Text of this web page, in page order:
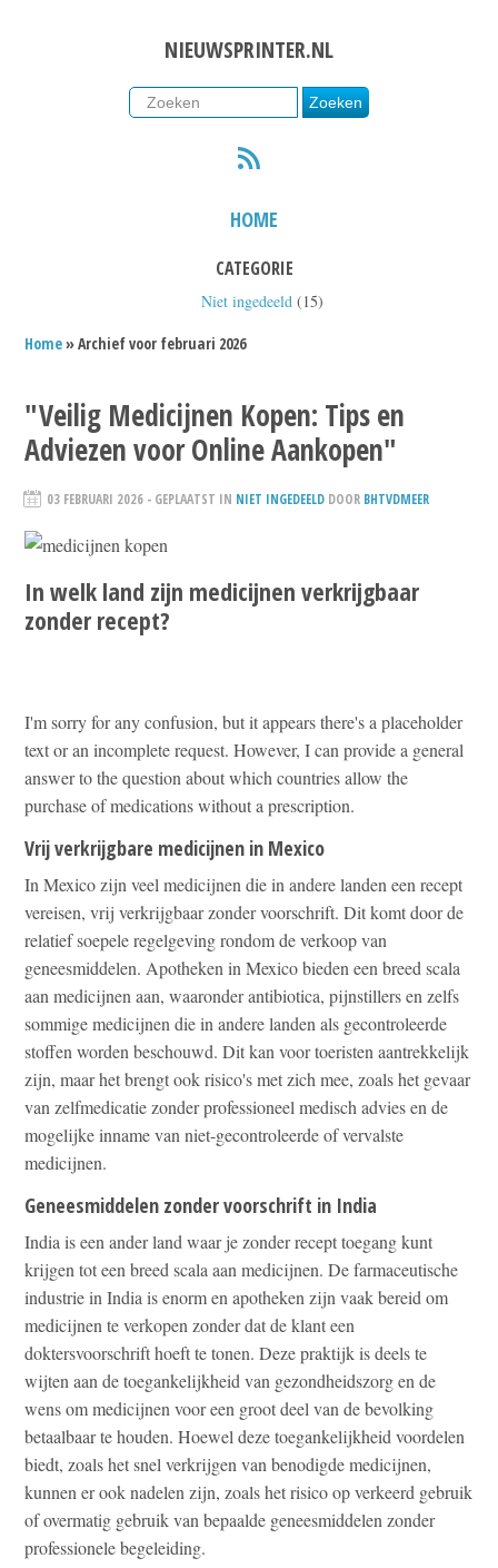
NIEUWSPRINTER.NL
HOME
CATEGORIE
Niet ingedeeld (15)
Home» Archief voor februari 2026
"Veilig Medicijnen Kopen: Tips en
Adviezen voor Online Aankopen"
03 FEBRUARI 2026 - GEPLAATST IN NIET INGEDEELD DOOR BHTVDMEER
In welk land zijn medicijnen verkrijgbaar
zonder recept?
I'm sorry for any confusion, but it appears there's a placeholder
text or an incomplete request. However, I can provide a general
answer to the question about which countries allow the
purchase of medications without a prescription.
Vrij verkrijgbare medicijnen in Mexico
In Mexico zijn veel medicijnen die in andere landen een recept
vereisen, vrij verkrijgbaar zonder voorschrift. Dit komt door de
relatief soepele regelgeving rondom de verkoop van
geneesmiddelen. Apotheken in Mexico bieden een breed scala
aan medicijnen aan, waaronder antibiotica, pijnstillers en zelfs
sommige medicijnen die in andere landen als gecontroleerde
stoffen worden beschouwd. Dit kan voor toeristen aantrekkelijk
zijn, maar het brengt ook risico's met zich mee, zoals het gevaar
van zelfmedicatie zonder professioneel medisch advies en de
mogelijke inname van niet-gecontroleerde of vervalste
medicijnen.
Geneesmiddelen zonder voorschrift in India
India is een ander land waar je zonder recept toegang kunt
krijgen tot een breed scala aan medicijnen. De farmaceutische
industrie in India is enorm en apotheken zijn vaak bereid om
medicijnen te verkopen zonder dat de klant een
doktersvoorschrift hoeft te tonen. Deze praktijk is deels te
wijten aan de toegankelijkheid van gezondheidszorg en de
wens om medicijnen voor een groot deel van de bevolking
betaalbaar te houden. Hoewel deze toegankelijkheid voordelen
biedt, zoals het snel verkrijgen van benodigde medicijnen,
kunnen er ook nadelen zijn, zoals het risico op verkeerd gebruik
of overmatig gebruik van bepaalde geneesmiddelen zonder
professionele begeleiding.